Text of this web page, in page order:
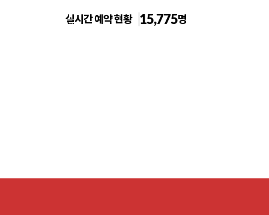
일산주엽 톡스앤필의원
실시간 예약 현황 15,775명